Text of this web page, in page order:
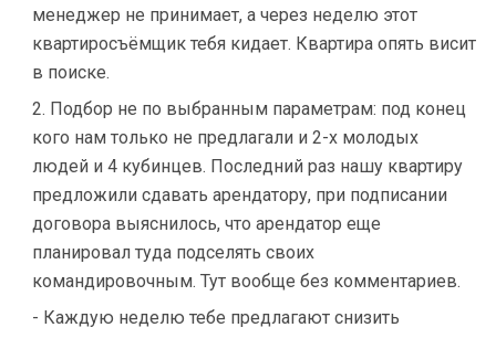
менеджер не принимает, а через неделю этот
квартиросъёмщик тебя кидает. Квартира опять висит
в поиске.
2. Подбор не по выбранным параметрам: под конец
кого нам только не предлагали и 2-х молодых
людей и 4 кубинцев. Последний раз нашу квартиру
предложили сдавать арендатору, при подписании
договора выяснилось, что арендатор еще
планировал туда подселять своих
командировочным. Тут вообще без комментариев.
- Каждую неделю тебе предлагают снизить